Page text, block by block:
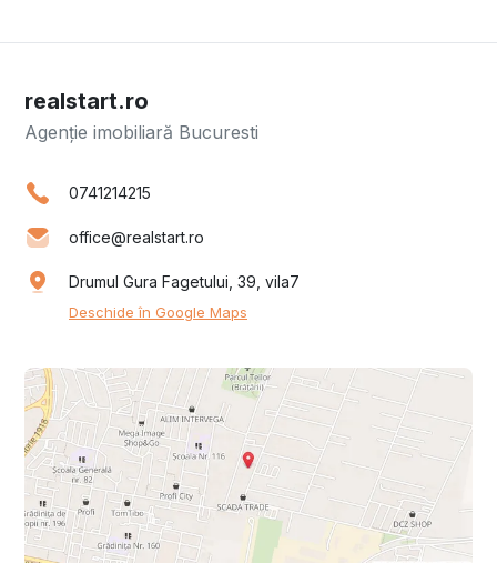
realstart.ro
Agenție imobiliară Bucuresti
0741214215
office@realstart.ro
Drumul Gura Fagetului, 39, vila7
Deschide în Google Maps